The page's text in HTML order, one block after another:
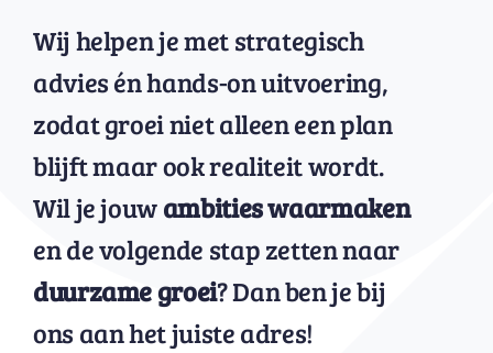
Wij helpen je met strategisch
advies én hands-on uitvoering,
zodat groei niet alleen een plan
blijft maar ook realiteit wordt.
Wil je jouwambities waarmaken
en de volgende stap zetten naar
duurzame groei? Dan ben je bij
ons aan het juiste adres!